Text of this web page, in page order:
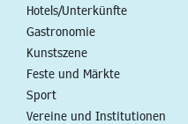
Hotels/Unterkünfte
Gastronomie
Kunstszene
Feste und Märkte
Sport
Vereine und Institutionen